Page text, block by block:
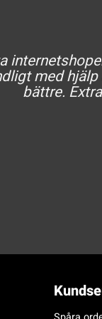
med
bättre.